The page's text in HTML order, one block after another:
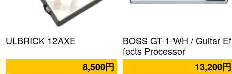
ULBRICK 12AXE
8,500円
BOSS GT-1-WH / Guitar Ef
fects Processor
13,200円